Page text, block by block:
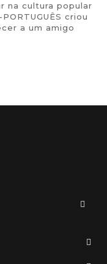
na cultura popular
criou
a um amigo